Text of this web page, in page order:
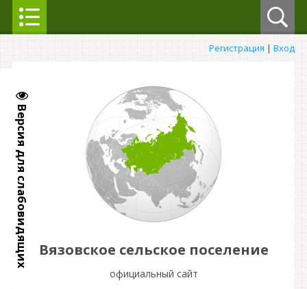
Версия для слабовидящих
Регистрация | Вход
Вязовское сельское поселение
официальный сайт